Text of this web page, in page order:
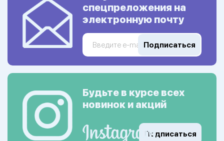
спецпреложения на
электронную почту
Подписаться
Будьте в курсе всех
новинок и акций
Подписаться